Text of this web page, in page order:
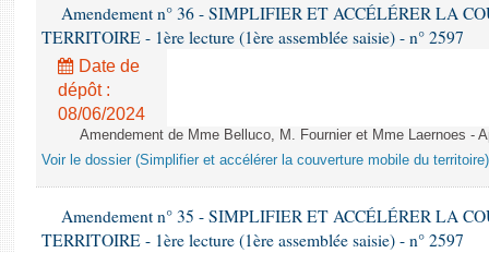
Baromètre de l’application des lois
Dossiers législatifs
Budget et sécurité sociale
Questions écrites et orales
Comptes rendus des débats
Amendement n° 36 - SIMPLIFIER ET ACCÉLÉRER LA
TERRITOIRE - 1ère lecture (1ère assemblée saisie) - n° 2597
Date de
dépôt :
08/06/2024
Amendement de Mme Belluco, M. Fournier et Mme Laernoes -
Voir le dossier (Simplifier et accélérer la couverture mobile du territoire)
Amendement n° 35 - SIMPLIFIER ET ACCÉLÉRER LA
TERRITOIRE - 1ère lecture (1ère assemblée saisie) - n° 2597